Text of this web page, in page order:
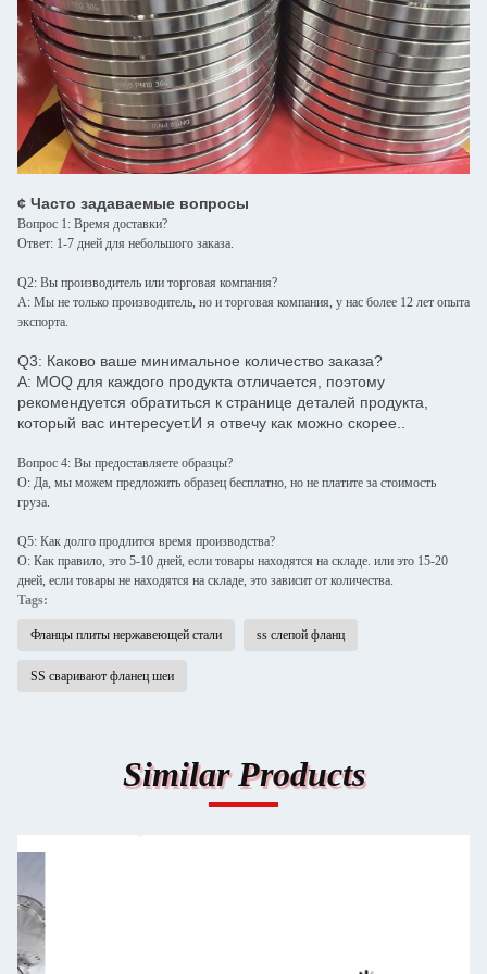
¢ Часто задаваемые вопросы
Вопрос 1: Время доставки?
Ответ: 1-7 дней для небольшого заказа.
Q2: Вы производитель или торговая компания?
A: Мы не только производитель, но и торговая компания, у нас более 12 лет опыта
экспорта.
Q3: Каково ваше минимальное количество заказа?
A: MOQ для каждого продукта отличается, поэтому
рекомендуется обратиться к странице деталей продукта,
который вас интересует.И я отвечу как можно скорее..
Вопрос 4: Вы предоставляете образцы?
О: Да, мы можем предложить образец бесплатно, но не платите за стоимость
груза.
Q5: Как долго продлится время производства?
О: Как правило, это 5-10 дней, если товары находятся на складе. или это 15-20
дней, если товары не находятся на складе, это зависит от количества.
Tags:
Фланцы плиты нержавеющей стали ss слепой фланц
SS сваривают фланец шеи
Similar Products